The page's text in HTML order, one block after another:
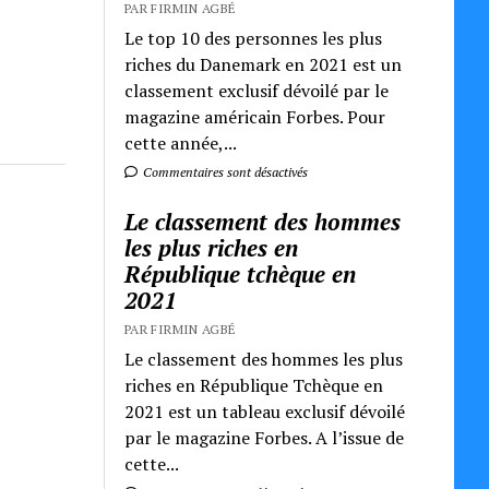
PAR FIRMIN AGBÉ
Le top 10 des personnes les plus
riches du Danemark en 2021 est un
classement exclusif dévoilé par le
magazine américain Forbes. Pour
cette année,...
Commentaires sont désactivés
Le classement des hommes
les plus riches en
République tchèque en
2021
PAR FIRMIN AGBÉ
Le classement des hommes les plus
riches en République Tchèque en
2021 est un tableau exclusif dévoilé
par le magazine Forbes. A l’issue de
cette...